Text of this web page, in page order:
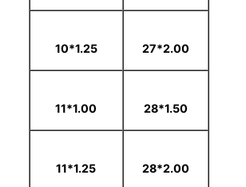
2.00*27
1.25*10
1.50*28
1.00*11
2.00*28
1.25*11